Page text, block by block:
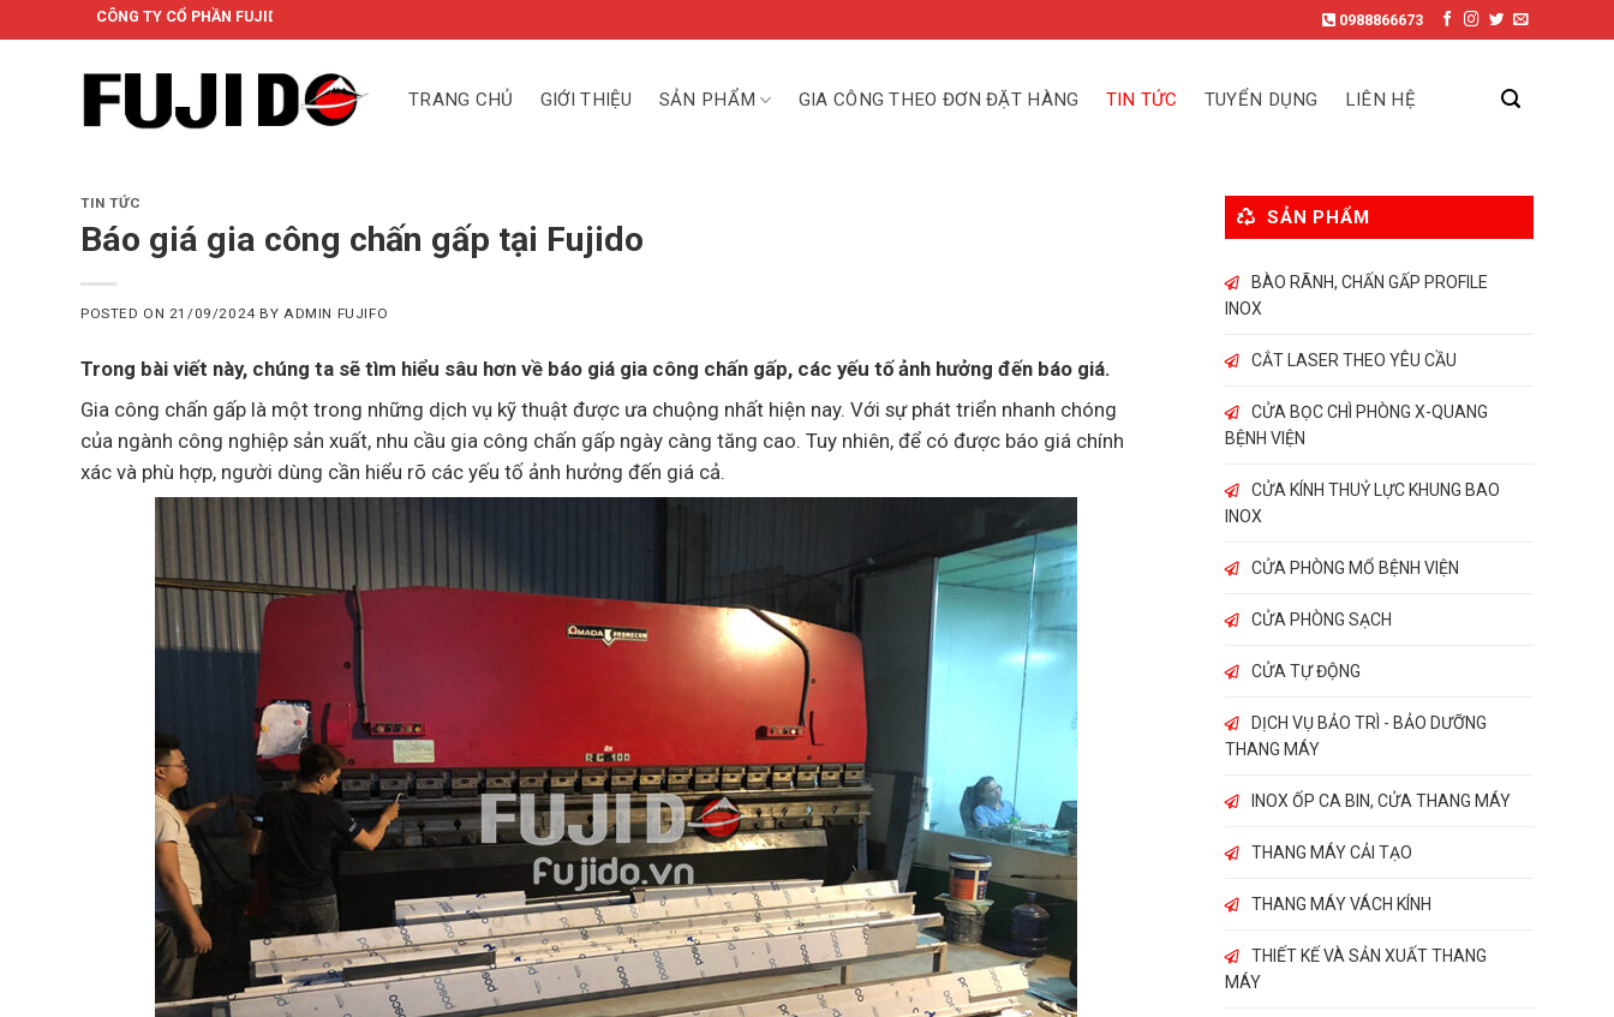
to
TY CỔ PHẦN FUJIDO 0988866673
TRANG CHỦ GIỚI THIỆU SẢN PHẨM GIA CÔNG THEO ĐƠN ĐẶT HÀNG TIN TỨC TUYỂN DỤNG LIÊN HỆ
TIN TỨC
Báo giá gia công chấn gấp tại Fujido
POSTED ON 21/09/2024 BYADMIN FUJIFO
Trong bài viết này, chúng ta sẽ tìm hiểu sâu hơn về báo giá gia công chấn gấp, các yếu tố ảnh hưởng đến báo giá.
Gia công chấn gấp là một trong những dịch vụ kỹ thuật được ưa chuộng nhất hiện nay. Với sự phát triển nhanh chóng
của ngành công nghiệp sản xuất, nhu cầu gia công chấn gấp ngày càng tăng cao. Tuy nhiên, để có được báo giá chính
xác và phù hợp, người dùng cần hiểu rõ các yếu tố ảnh hưởng đến giá cả.
SẢN PHẨM
BÀO RÃNH, CHẤN GẤP PROFILE
INOX
CẮT LASER THEO YÊU CẦU
CỬA BỌC CHÌ PHÒNG X-QUANG
BỆNH VIỆN
CỬA KÍNH THUỶ LỰC KHUNG BAO
INOX
CỬA PHÒNG MỔ BỆNH VIỆN
CỬA PHÒNG SẠCH
CỬA TỰ ĐỘNG
DỊCH VỤ BẢO TRÌ - BẢO DƯỠNG
THANG MÁY
INOX ỐP CA BIN, CỬA THANG MÁY
THANG MÁY CẢI TẠO
THANG MÁY VÁCH KÍNH
THIẾT KẾ VÀ SẢN XUẤT THANG
MÁY